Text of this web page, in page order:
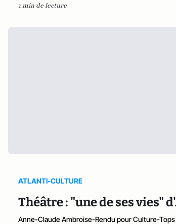
1 min de lecture
ATLANTI-CULTURE
Théâtre : "une de ses vies"
Anne-Claude Ambroise-Rendu pour Culture-Tops